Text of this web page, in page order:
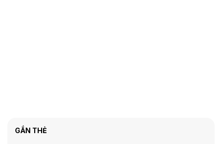
GẮN THẺ